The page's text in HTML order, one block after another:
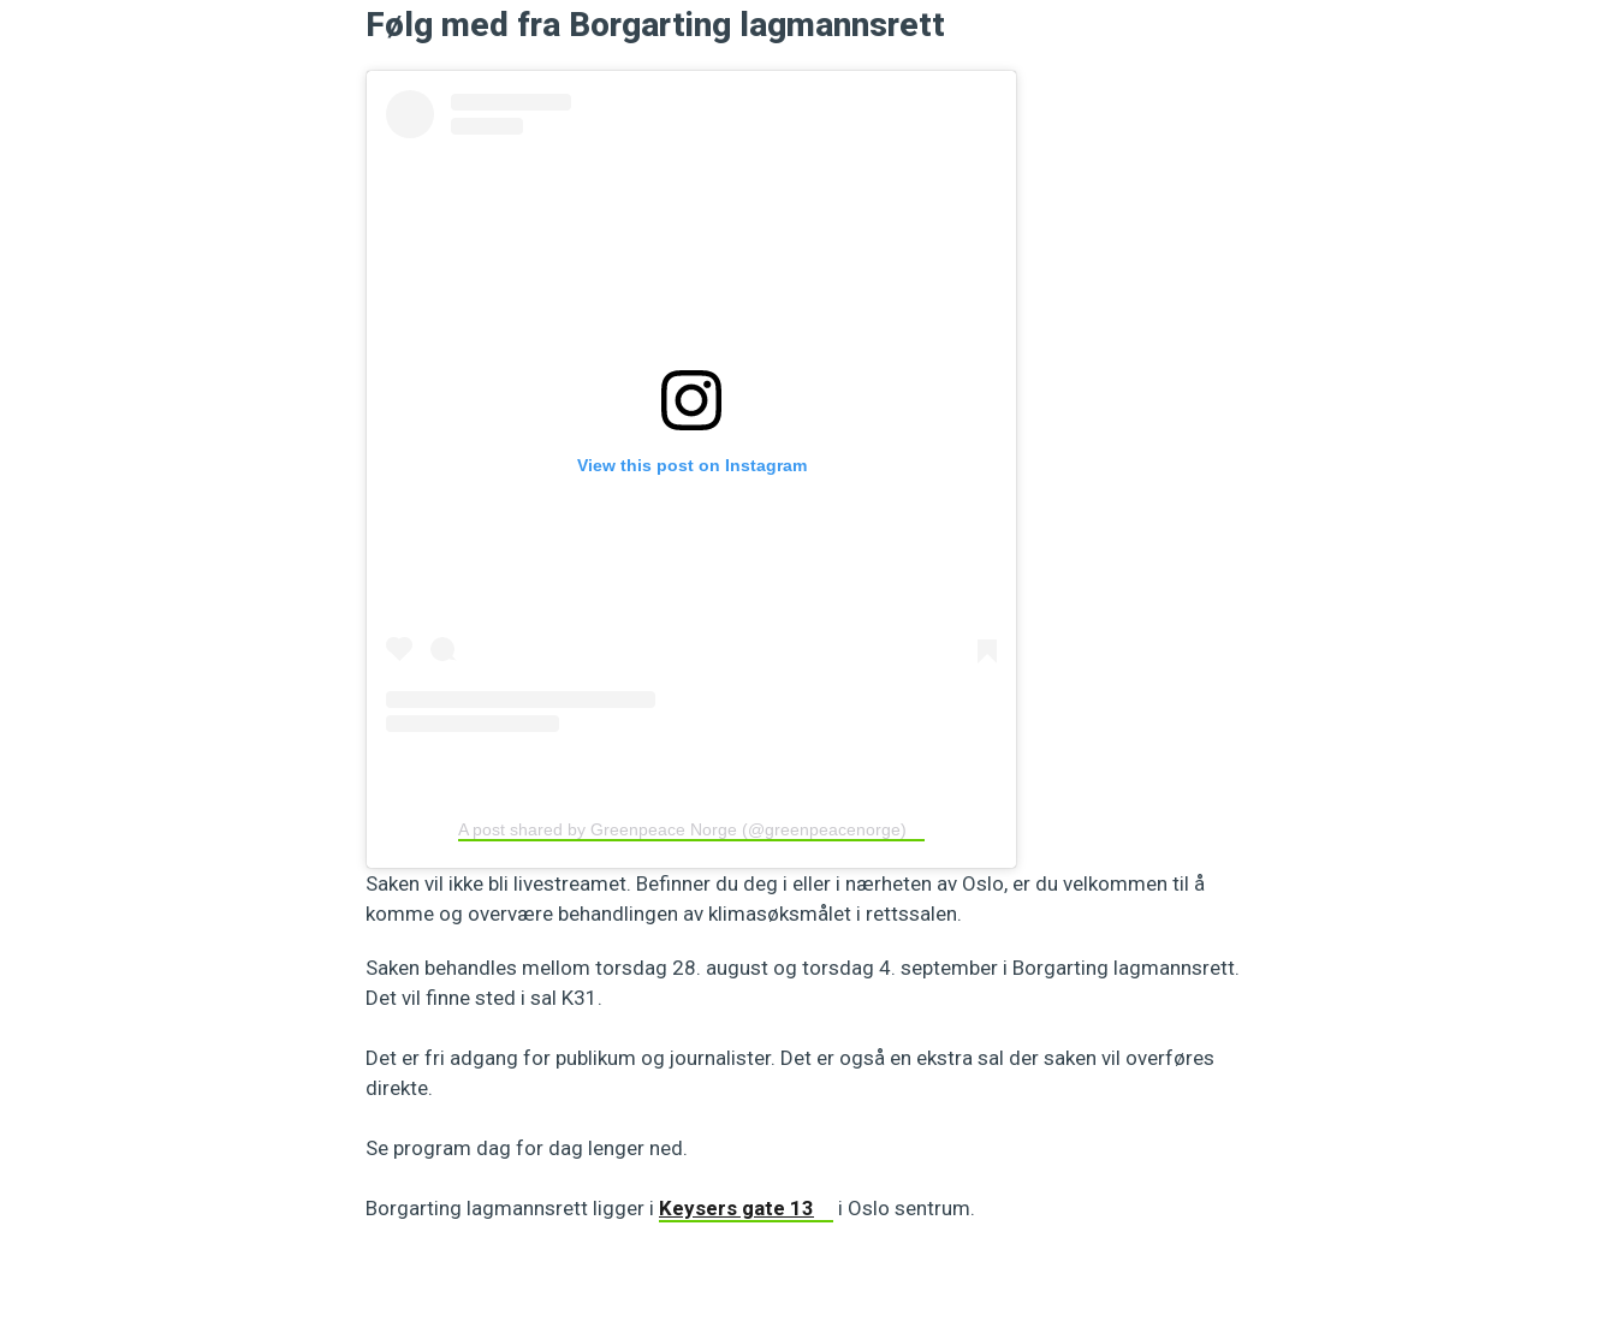
Følg med fra Borgarting lagmannsrett
View this post on Instagram
A post shared by Greenpeace Norge (@greenpeacenorge)
Saken vil ikke bli livestreamet. Befinner du deg i eller i nærheten av Oslo, er du velkommen til å
komme og overvære behandlingen av klimasøksmålet i rettssalen.
Saken behandles mellom torsdag 28. august og torsdag 4. september i Borgarting lagmannsrett.
Det vil finne sted i sal K31.
Det er fri adgang for publikum og journalister. Det er også en ekstra sal der saken vil overføres
direkte.
Se program dag for dag lenger ned.
Borgarting lagmannsrett ligger i Keysers gate 13 i Oslo sentrum.